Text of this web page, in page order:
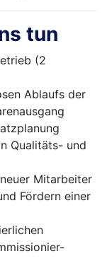
tun
(2
Ablaufs der
Qualitäts- und
Mitarbeiter
Fördern einer